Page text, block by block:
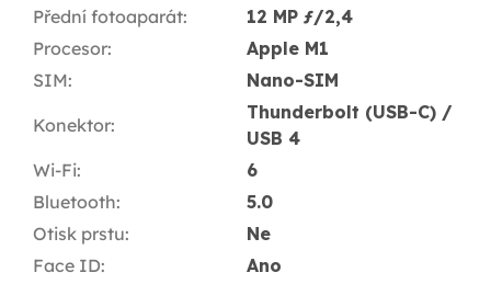
Přední fotoaparát:
12 MP ƒ/2,4
Procesor:
Apple M1
SIM: Nano-SIM
Konektor:
Thunderbolt (USB-C) /
USB 4
Wi-Fi:
6
Bluetooth:
5.0
Otisk prstu:
Ne
Face ID:
Ano